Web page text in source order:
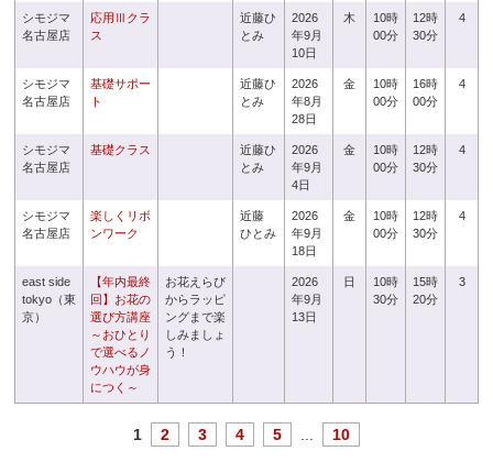
シモジマ
名古屋店
応用Ⅲクラ
ス
近藤ひ
とみ
2026
年9月
10日
木
10時
00分
12時
30分
4
シモジマ
名古屋店
基礎サポー
ト
近藤ひ
とみ
2026
年8月
28日
金
10時
00分
16時
00分
4
シモジマ
名古屋店
基礎クラス
近藤ひ
とみ
2026
年9月
4日
金
10時
00分
12時
30分
4
シモジマ
名古屋店
楽しくリボ
ンワーク
近藤
ひとみ
2026
年9月
18日
金
10時
00分
12時
30分
4
east side
tokyo（東
京）
【年内最終
回】お花の
選び方講座
～おひとり
で選べるノ
ウハウが身
につく～
お花えらび
からラッピ
ングまで楽
しみましょ
う！
2026
年9月
13日
日
10時
30分
15時
20分
3
1 2 3 4 5 10